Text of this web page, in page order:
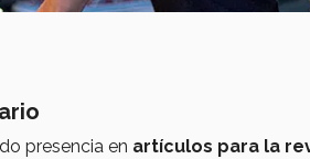
presencia en artículos para la